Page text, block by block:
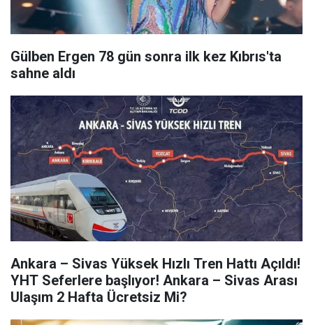
Gülben Ergen 78 gün sonra ilk kez Kıbrıs'ta
sahne aldı
Ankara – Sivas Yüksek Hızlı Tren Hattı Açıldı!
YHT Seferlere başlıyor! Ankara – Sivas Arası
Ulaşım 2 Hafta Ücretsiz Mi?